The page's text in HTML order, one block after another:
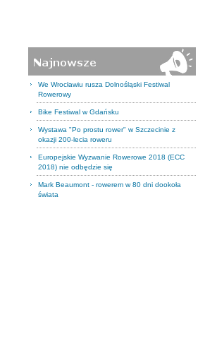
We Wrocławiu rusza Dolnośląski Festiwal
Rowerowy
Bike Festiwal w Gdańsku
Wystawa "Po prostu rower" w Szczecinie z
okazji 200-lecia roweru
Europejskie Wyzwanie Rowerowe 2018 (ECC
2018) nie odbędzie się
Mark Beaumont - rowerem w 80 dni dookoła
świata